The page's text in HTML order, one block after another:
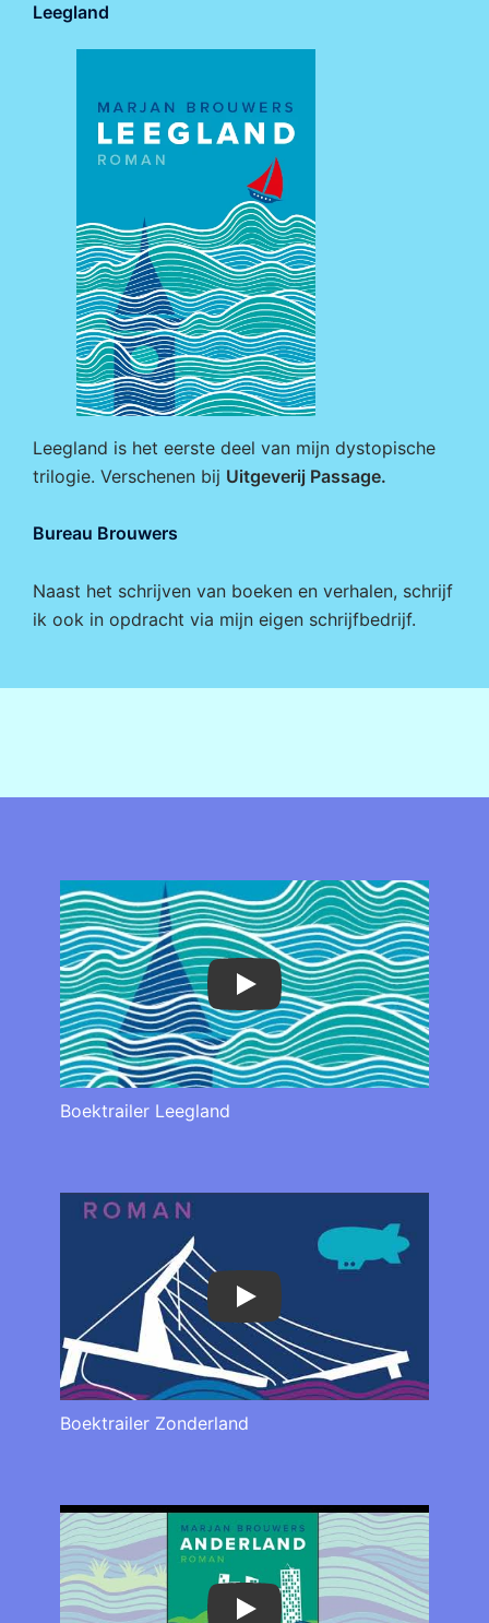
Leegland
Leegland is het eerste deel van mijn dystopische
trilogie. Verschenen bij Uitgeverij Passage.
Bureau Brouwers
Naast het schrijven van boeken en verhalen, schrijf
ik ook in opdracht via mijn eigen schrijfbedrijf.
Play
Boektrailer Leegland
Play
Boektrailer Zonderland